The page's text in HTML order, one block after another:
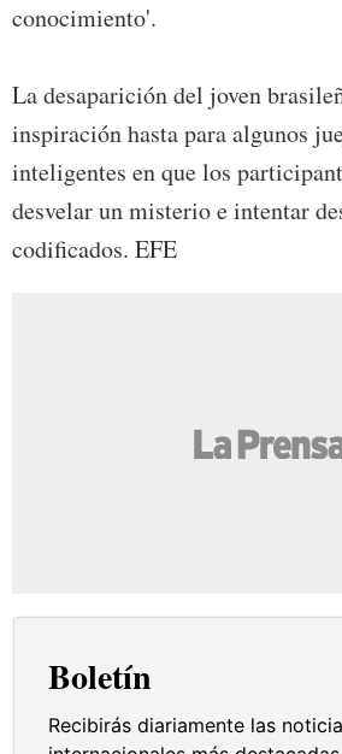
conocimiento'.
La desaparición del joven
inspiración hasta para algunos
inteligentes en que los
desvelar un misterio e intentar
codificados. EFE
Boletín
Recibirás diariamente las